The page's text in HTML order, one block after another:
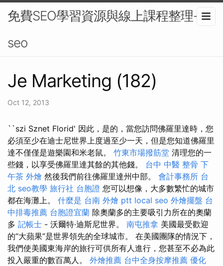
免費SEO學習資源與線上課程整理-
seo
Je Marketing (182)
Oct 12, 2013
``szi Sznet Florid' 因此，是的，當您訪問佛羅里達時，您
必須至少在迪士尼世界上度過至少一天，但是您知道佛羅里
達不僅僅是遊樂園和米老鼠。 竹東市場撥筋堂 清理您的一
些錢，以享受佛羅里達其餘的其他錢。 台中 中醫 整骨 下
午茶 外燴 然後我們前往佛羅里達州中部。 會計事務所 台
北 seo教學 旅行社 台胞證 您可以想像，大多數繁忙的城市
都在海灘上。 什麼是 台南 外燴 ptt local seo 外燴擺盤 台
中排毒推薦 台胞證宜蘭 除奧蘭多的主要吸引力所在的奧蘭
多 記帳士 - 沃爾特·迪斯尼世界。 南屯推拿 美國最受歡迎
的“大蘋果”是世界領先的全球城市。 在美國團隊的情況下，
我們使美國東海岸的旅行可供所有人進行，您甚至不必為此
投入嚴重的數百萬人。 外燴推薦 台中全身按摩推薦 優化